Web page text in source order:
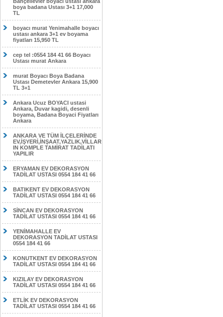
boya badana Ustası 3+1 17,000
TL
boyacı murat Yenimahalle boyacı
ustası ankara 3+1 ev boyama
fiyatları 15,950 TL
cep tel :0554 184 41 66 Boyacı
Ustası murat Ankara
murat Boyacı Boya Badana
Ustası Demetevler Ankara 15,900
TL 3+1
Ankara Ucuz BOYACI ustasi
Ankara, Duvar kagidi, desenli
boyama, Badana Boyaci Fiyatları
Ankara
ANKARA VE TÜM İLÇELERİNDE
EV,İŞYERİ,İNŞAAT,YAZLIK,VİLLAR
IN KOMPLE TAMİRAT TADİLATI
YAPILIR
ERYAMAN EV DEKORASYON
TADİLAT USTASI 0554 184 41 66
BATIKENT EV DEKORASYON
TADİLAT USTASI 0554 184 41 66
SİNCAN EV DEKORASYON
TADİLAT USTASI 0554 184 41 66
YENİMAHALLE EV
DEKORASYON TADİLAT USTASI
0554 184 41 66
KONUTKENT EV DEKORASYON
TADİLAT USTASI 0554 184 41 66
KIZILAY EV DEKORASYON
TADİLAT USTASI 0554 184 41 66
ETLİK EV DEKORASYON
TADİLAT USTASI 0554 184 41 66